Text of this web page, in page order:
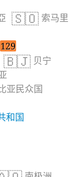
🇸🇴 索马里
129
🇧🇯 贝宁
亚民众国
和国